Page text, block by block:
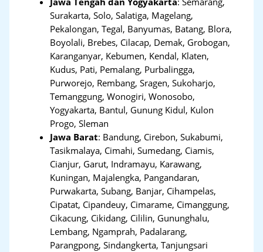
Surakarta, Solo, Salatiga, Magelang,
Pekalongan, Tegal, Banyumas, Batang, Blora,
Boyolali, Brebes, Cilacap, Demak, Grobogan,
Karanganyar, Kebumen, Kendal, Klaten,
Kudus, Pati, Pemalang, Purbalingga,
Purworejo, Rembang, Sragen, Sukoharjo,
Temanggung, Wonogiri, Wonosobo,
Yogyakarta, Bantul, Gunung Kidul, Kulon
Progo, Sleman
Jawa Barat: Bandung, Cirebon, Sukabumi,
Tasikmalaya, Cimahi, Sumedang, Ciamis,
Cianjur, Garut, Indramayu, Karawang,
Kuningan, Majalengka, Pangandaran,
Purwakarta, Subang, Banjar, Cihampelas,
Cipatat, Cipandeuy, Cimarame, Cimanggung,
Cikacung, Cikidang, Cililin, Gununghalu,
Lembang, Ngamprah, Padalarang,
Parangpong, Sindangkerta, Tanjungsari